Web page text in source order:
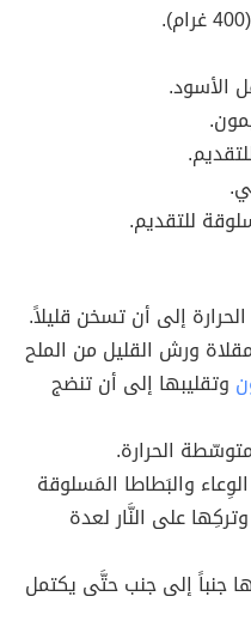
الأسود.
للتقديم.
إلى أن تسخن قليلاً.
ورش القليل من الملح
وتقليبها إلى أن تنضج
الحرارة.
والبَطاطا المَسلوقة
على النَّار لعدة
جنباً إلى جنب حتَّى يكتمل